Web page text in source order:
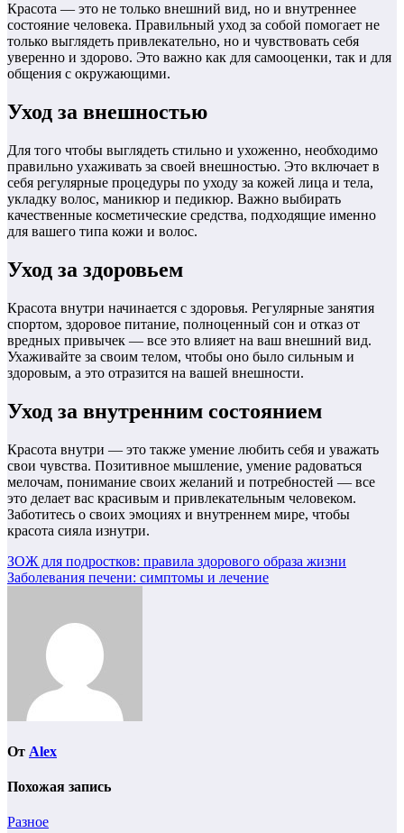
Красота — это не только внешний вид, но и внутреннее
состояние человека. Правильный уход за собой помогает не
только выглядеть привлекательно, но и чувствовать себя
уверенно и здорово. Это важно как для самооценки, так и для
общения с окружающими.
Уход за внешностью
Для того чтобы выглядеть стильно и ухоженно, необходимо
правильно ухаживать за своей внешностью. Это включает в
себя регулярные процедуры по уходу за кожей лица и тела,
укладку волос, маникюр и педикюр. Важно выбирать
качественные косметические средства, подходящие именно
для вашего типа кожи и волос.
Уход за здоровьем
Красота внутри начинается с здоровья. Регулярные занятия
спортом, здоровое питание, полноценный сон и отказ от
вредных привычек — все это влияет на ваш внешний вид.
Ухаживайте за своим телом, чтобы оно было сильным и
здоровым, а это отразится на вашей внешности.
Уход за внутренним состоянием
Красота внутри — это также умение любить себя и уважать
свои чувства. Позитивное мышление, умение радоваться
мелочам, понимание своих желаний и потребностей — все
это делает вас красивым и привлекательным человеком.
Заботитесь о своих эмоциях и внутреннем мире, чтобы
красота сияла изнутри.
Навигация
по
ЗОЖ для подростков: правила здорового образа жизни
Заболевания печени: симптомы и лечение
От Alex
Похожая запись
Разное